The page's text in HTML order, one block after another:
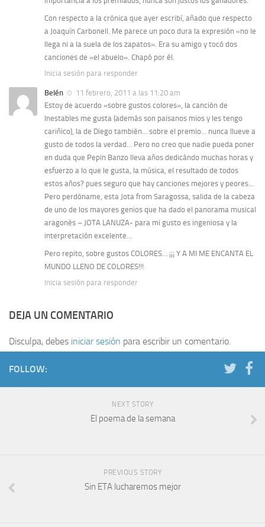
Con respecto a la crónica que ayer escribí, añado que respecto
a Joaquín Carbonell. Me parece un poco dura la expresión «no le
llega ni a la suela de los zapatos». Era su amigo y tocó dos
canciones de «el abuelo». Chapó por él.
Inicia sesión para responder
Belén
11 febrero, 2011 a las 11:20 am
Estoy de acuerdo «sobre gustos colores», la canción de
Inestables me gusta (además son paisanos mios y les tengo
cariñico), la de Diego también… sobre el premio… nunca llueve a
gusto de todos la verdad… Pero no creo que nadie pueda poner
en duda que Pepin Banzo lleva años dedicándo muchas horas y
esfuerzo a lo que le gusta, la música, el resultado de todos
estos años? pues seguro que hay canciones mejores y peores…
Pero perdóname, esta Jota from Saragossa, salida de la cabeza
de uno de los mayores genios que ha dado el panorama musical
aragonés – JOTA LANUZA- para mi gusto es ingeniosa y la
interpretación excelente…
Pero repito, sobre gustos COLORES… ¡¡¡ Y A MI ME ENCANTA EL
MUNDO LLENO DE COLORES!!!
Inicia sesión para responder
DEJA UN COMENTARIO
Disculpa, debes iniciar sesión para escribir un comentario.
FOLLOW:
NEXT STORY
El poema de la semana
PREVIOUS STORY
Sin ETA lucharemos mejor